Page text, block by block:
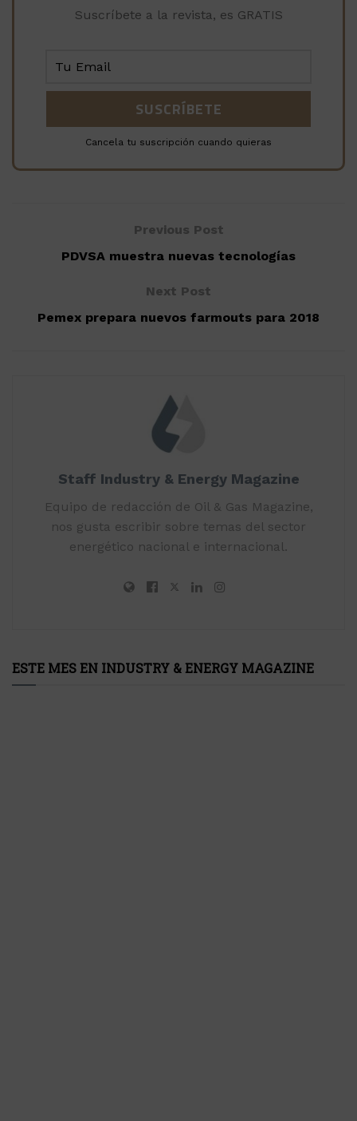
Suscríbete a la revista, es GRATIS
Cancela tu suscripción cuando quieras
Previous Post
PDVSA muestra nuevas tecnologías
Next Post
Pemex prepara nuevos farmouts para 2018
Staff Industry & Energy Magazine
Equipo de redacción de Oil & Gas Magazine,
nos gusta escribir sobre temas del sector
energético nacional e internacional.
ESTE MES EN INDUSTRY & ENERGY MAGAZINE